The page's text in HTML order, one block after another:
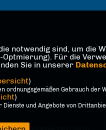
notwendig sind, um
Für die
Sie in unserer
)
ordnungsgemäßen Gebrauch der
)
und Angebote von